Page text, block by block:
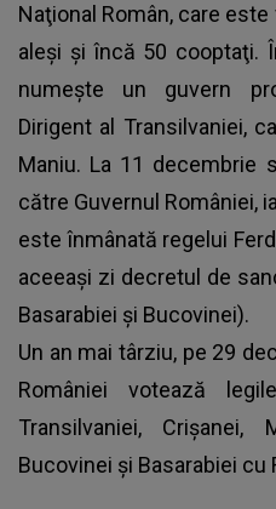
Naţional Român, care
aleşi şi încă 50 cooptaţi.
numeşte un guvern
Dirigent al Transilvaniei,
Maniu. La 11 decembrie
către Guvernul României,
este înmânată regelui
aceeaşi zi decretul de
Basarabiei şi Bucovinei).
Un an mai târziu, pe 29
României votează
Transilvaniei, Crişanei,
Bucovinei şi Basarabiei cu